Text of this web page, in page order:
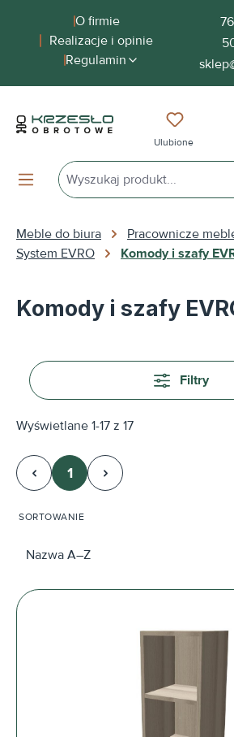
zawartościO firmie
Realizacje i opinie
Regulamin
Masz 0
Ulubione
Meble do biura
Pracownicze
System EVRO
Komody i szafy
Komody i szafy
Filtry
Wyświetlane 1-17 z 17
Strona
1
SORTOWANIE